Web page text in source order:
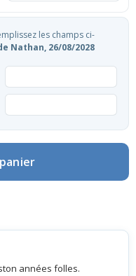
les champs ci-
Nathan, 26/08/2028
années folles.